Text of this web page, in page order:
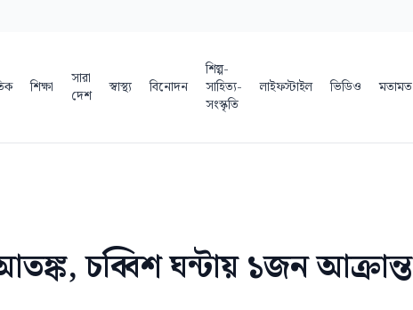
শিক্ষা
সারা
দেশ
স্বাস্থ্য বিনোদন
শিল্প-
সাহিত্য-
সংস্কৃতি
লাইফস্টাইল ভিডিও মতামত
চব্বিশ ঘন্টায় ১জন আক্রান্ত